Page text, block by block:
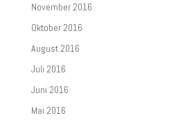
November 2016
Oktober 2016
August 2016
Juli 2016
Juni 2016
Mai 2016